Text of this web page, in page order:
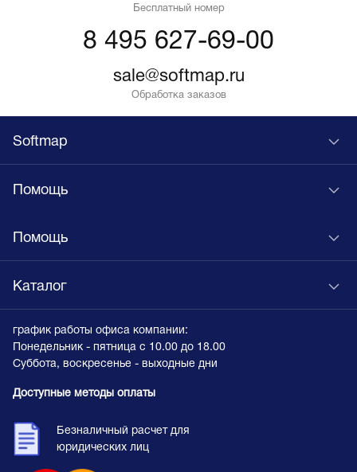
Бесплатный номер
8 495 627-69-00
sale@softmap.ru
Обработка заказов
Softmap
Помощь
Помощь
Каталог
график работы офиса компании:
Понедельник - пятница с 10.00 до 18.00
Суббота, воскресенье - выходные дни
Доступные методы оплаты
Безналичный расчет для
юридических лиц